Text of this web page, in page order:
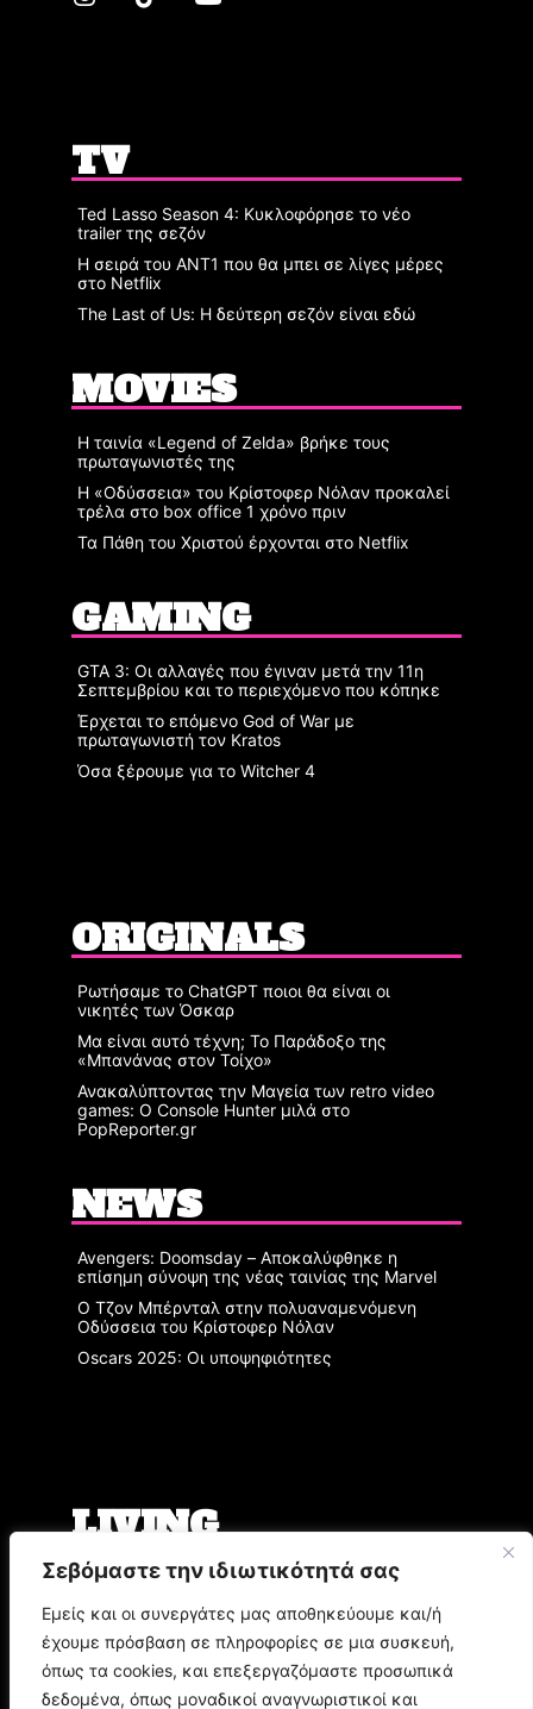
Σεβόμαστε την ιδιωτικότητά σας
Εμείς και οι συνεργάτες μας αποθηκεύουμε και/ή
έχουμε πρόσβαση σε πληροφορίες σε μια συσκευή,
όπως τα cookies, και επεξεργαζόμαστε προσωπικά
δεδομένα, όπως μοναδικοί αναγνωριστικοί και
TV
Ted Lasso Season 4: Κυκλοφόρησε το νέο
trailer της σεζόν
Η σειρά του ΑΝΤ1 που θα μπει σε λίγες μέρες
στο Netflix
The Last of Us: Η δεύτερη σεζόν είναι εδώ
MOVIES
Η ταινία «Legend of Zelda» βρήκε τους
πρωταγωνιστές της
Η «Οδύσσεια» του Κρίστοφερ Νόλαν προκαλεί
τρέλα στο box office 1 χρόνο πριν
Τα Πάθη του Χριστού έρχονται στο Netflix
GAMING
GTA 3: Οι αλλαγές που έγιναν μετά την 11η
Σεπτεμβρίου και το περιεχόμενο που κόπηκε
Έρχεται το επόμενο God of War με
πρωταγωνιστή τον Kratos
Όσα ξέρουμε για το Witcher 4
ORIGINALS
Ρωτήσαμε το ChatGPT ποιοι θα είναι οι
νικητές των Όσκαρ
Μα είναι αυτό τέχνη; Το Παράδοξο της
«Μπανάνας στον Τοίχο»
Ανακαλύπτοντας την Μαγεία των retro video
games: Ο Console Hunter μιλά στο
PopReporter.gr
NEWS
Avengers: Doomsday – Αποκαλύφθηκε η
επίσημη σύνοψη της νέας ταινίας της Marvel
Ο Τζον Μπέρνταλ στην πολυαναμενόμενη
Οδύσσεια του Κρίστοφερ Νόλαν
Oscars 2025: Οι υποψηφιότητες
LIVING
Ο Άρης Μπινιάρης σκηνοθετεί τη «Δίκη» του
Παπασπηλιόπουλο
Ο Δημήτρης Μυστακίδης επιστρέφει στον
Σταυρό του Νότου Plus
9.000 τίτλοι βιβλίων σε περιμένουν στο